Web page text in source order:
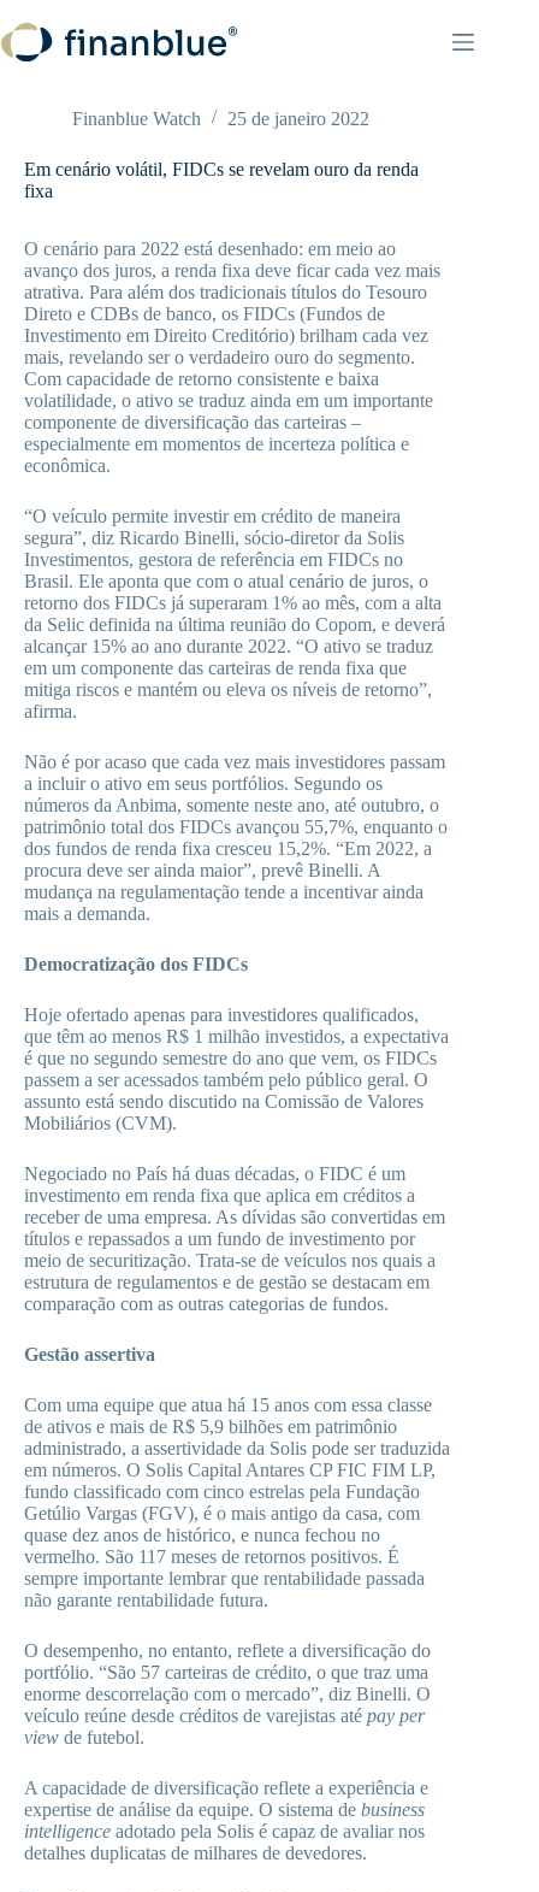
para
o
Finanblue Watch 25 de janeiro 2022
Em cenário volátil, FIDCs se revelam ouro da renda
fixa
O cenário para 2022 está desenhado: em meio ao
avanço dos juros, a renda fixa deve ficar cada vez mais
atrativa. Para além dos tradicionais títulos do Tesouro
Direto e CDBs de banco, os FIDCs (Fundos de
Investimento em Direito Creditório) brilham cada vez
mais, revelando ser o verdadeiro ouro do segmento.
Com capacidade de retorno consistente e baixa
volatilidade, o ativo se traduz ainda em um importante
componente de diversificação das carteiras –
especialmente em momentos de incerteza política e
econômica.
“O veículo permite investir em crédito de maneira
segura”, diz Ricardo Binelli, sócio-diretor da Solis
Investimentos, gestora de referência em FIDCs no
Brasil. Ele aponta que com o atual cenário de juros, o
retorno dos FIDCs já superaram 1% ao mês, com a alta
da Selic definida na última reunião do Copom, e deverá
alcançar 15% ao ano durante 2022. “O ativo se traduz
em um componente das carteiras de renda fixa que
mitiga riscos e mantém ou eleva os níveis de retorno”,
afirma.
Não é por acaso que cada vez mais investidores passam
a incluir o ativo em seus portfólios. Segundo os
números da Anbima, somente neste ano, até outubro, o
patrimônio total dos FIDCs avançou 55,7%, enquanto o
dos fundos de renda fixa cresceu 15,2%. “Em 2022, a
procura deve ser ainda maior”, prevê Binelli. A
mudança na regulamentação tende a incentivar ainda
mais a demanda.
Democratização dos FIDCs
Hoje ofertado apenas para investidores qualificados,
que têm ao menos R$ 1 milhão investidos, a expectativa
é que no segundo semestre do ano que vem, os FIDCs
passem a ser acessados também pelo público geral. O
assunto está sendo discutido na Comissão de Valores
Mobiliários (CVM).
Negociado no País há duas décadas, o FIDC é um
investimento em renda fixa que aplica em créditos a
receber de uma empresa. As dívidas são convertidas em
títulos e repassados a um fundo de investimento por
meio de securitização. Trata-se de veículos nos quais a
estrutura de regulamentos e de gestão se destacam em
comparação com as outras categorias de fundos.
Gestão assertiva
Com uma equipe que atua há 15 anos com essa classe
de ativos e mais de R$ 5,9 bilhões em patrimônio
administrado, a assertividade da Solis pode ser traduzida
em números. O Solis Capital Antares CP FIC FIM LP,
fundo classificado com cinco estrelas pela Fundação
Getúlio Vargas (FGV), é o mais antigo da casa, com
quase dez anos de histórico, e nunca fechou no
vermelho. São 117 meses de retornos positivos. É
sempre importante lembrar que rentabilidade passada
não garante rentabilidade futura.
O desempenho, no entanto, reflete a diversificação do
portfólio. “São 57 carteiras de crédito, o que traz uma
enorme descorrelação com o mercado”, diz Binelli. O
veículo reúne desde créditos de varejistas até pay per
view de futebol.
A capacidade de diversificação reflete a experiência e
expertise de análise da equipe. O sistema de business
intelligence adotado pela Solis é capaz de avaliar nos
detalhes duplicatas de milhares de devedores.